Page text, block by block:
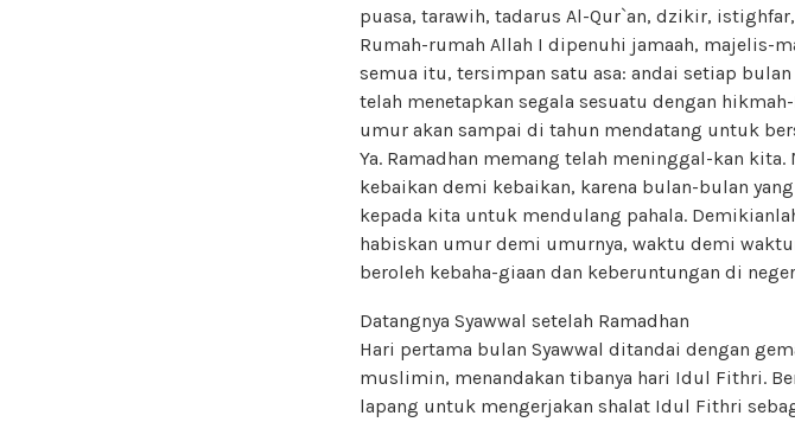
puasa, tarawih, tadarus Al-Qur`an, dzikir,
Rumah-rumah Allah I dipenuhi jamaah,
semua itu, tersimpan satu asa: andai setiap
telah menetapkan segala sesuatu dengan
umur akan sampai di tahun mendatang untuk
Ya. Ramadhan memang telah meninggal-kan
kebaikan demi kebaikan, karena bulan-bulan
kepada kita untuk mendulang pahala.
habiskan umur demi umurnya, waktu demi
beroleh kebaha-giaan dan keberuntungan di
Datangnya Syawwal setelah Ramadhan
Hari pertama bulan Syawwal ditandai dengan
muslimin, menandakan tibanya hari Idul Fithri.
lapang untuk mengerjakan shalat Idul Fithri